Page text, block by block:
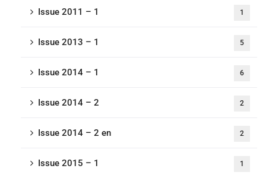
Issue 2011 – 1 1
Issue 2013 – 1 5
Issue 2014 – 1 6
Issue 2014 – 2 2
Issue 2014 – 2 en 2
Issue 2015 – 1 1